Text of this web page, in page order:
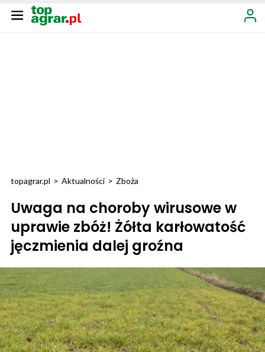
topagrar.pl > Aktualności > Zboża
Uwaga na choroby wirusowe w
uprawie zbóż! Żółta karłowatość
jęczmienia dalej groźna